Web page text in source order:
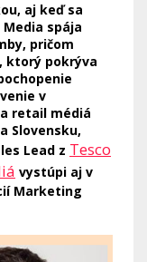
aj keď sa
spája
pričom
ktorý pokrýva
v
retail médiá
Slovensku,
Lead z Tesco
vystúpi aj v
Marketing